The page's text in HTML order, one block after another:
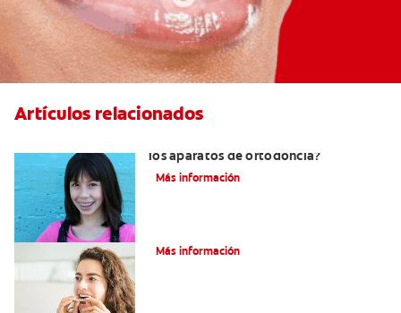
Artículos relacionados
los aparatos de ortodoncia?
Más información
Más información